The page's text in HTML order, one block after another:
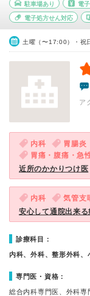
駐車場あり 電
電子処方せん対応
土曜（〜17:00）・祝
ア
内科
胃腸炎
胃痛・腹痛・急
近所のかかりつけ医
内科 気管支
安心して通院出来る
診療科目：
内科、外科、整形外科、
専門医・資格：
総合内科専門医、外科